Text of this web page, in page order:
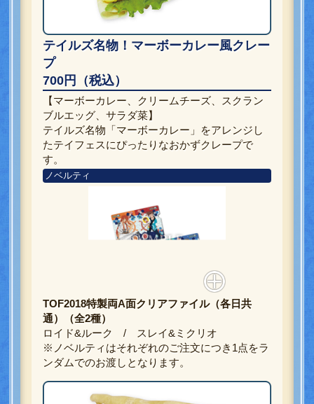
テイルズ名物！マーボーカレー風クレー
プ
700円（税込）
【マーボーカレー、クリームチーズ、スクラン
ブルエッグ、サラダ菜】
テイルズ名物「マーボーカレー」をアレンジし
たテイフェスにぴったりなおかずクレープで
す。
ノベルティ
TOF2018特製両A面クリアファイル（各日共
通）（全2種）
ロイド&ルーク / スレイ&ミクリオ
※ノベルティはそれぞれのご注文につき1点をラ
ンダムでのお渡しとなります。